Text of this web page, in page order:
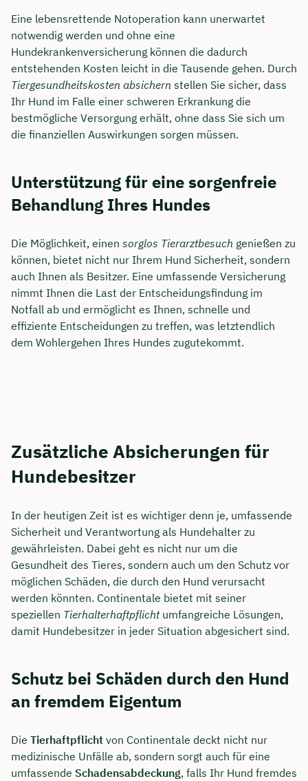
Eine lebensrettende Notoperation kann unerwartet
notwendig werden und ohne eine
Hundekrankenversicherung können die dadurch
entstehenden Kosten leicht in die Tausende gehen. Durch
Tiergesundheitskosten absichern stellen Sie sicher, dass
Ihr Hund im Falle einer schweren Erkrankung die
bestmögliche Versorgung erhält, ohne dass Sie sich um
die finanziellen Auswirkungen sorgen müssen.
Unterstützung für eine sorgenfreie
Behandlung Ihres Hundes
Die Möglichkeit, einen sorglos Tierarztbesuch genießen zu
können, bietet nicht nur Ihrem Hund Sicherheit, sondern
auch Ihnen als Besitzer. Eine umfassende Versicherung
nimmt Ihnen die Last der Entscheidungsfindung im
Notfall ab und ermöglicht es Ihnen, schnelle und
effiziente Entscheidungen zu treffen, was letztendlich
dem Wohlergehen Ihres Hundes zugutekommt.
Zusätzliche Absicherungen für
Hundebesitzer
In der heutigen Zeit ist es wichtiger denn je, umfassende
Sicherheit und Verantwortung als Hundehalter zu
gewährleisten. Dabei geht es nicht nur um die
Gesundheit des Tieres, sondern auch um den Schutz vor
möglichen Schäden, die durch den Hund verursacht
werden könnten. Continentale bietet mit seiner
speziellen Tierhalterhaftpflichtumfangreiche Lösungen,
damit Hundebesitzer in jeder Situation abgesichert sind.
Schutz bei Schäden durch den Hund
an fremdem Eigentum
Die Tierhaftpflicht von Continentale deckt nicht nur
medizinische Unfälle ab, sondern sorgt auch für eine
umfassende Schadensabdeckung, falls Ihr Hund fremdes